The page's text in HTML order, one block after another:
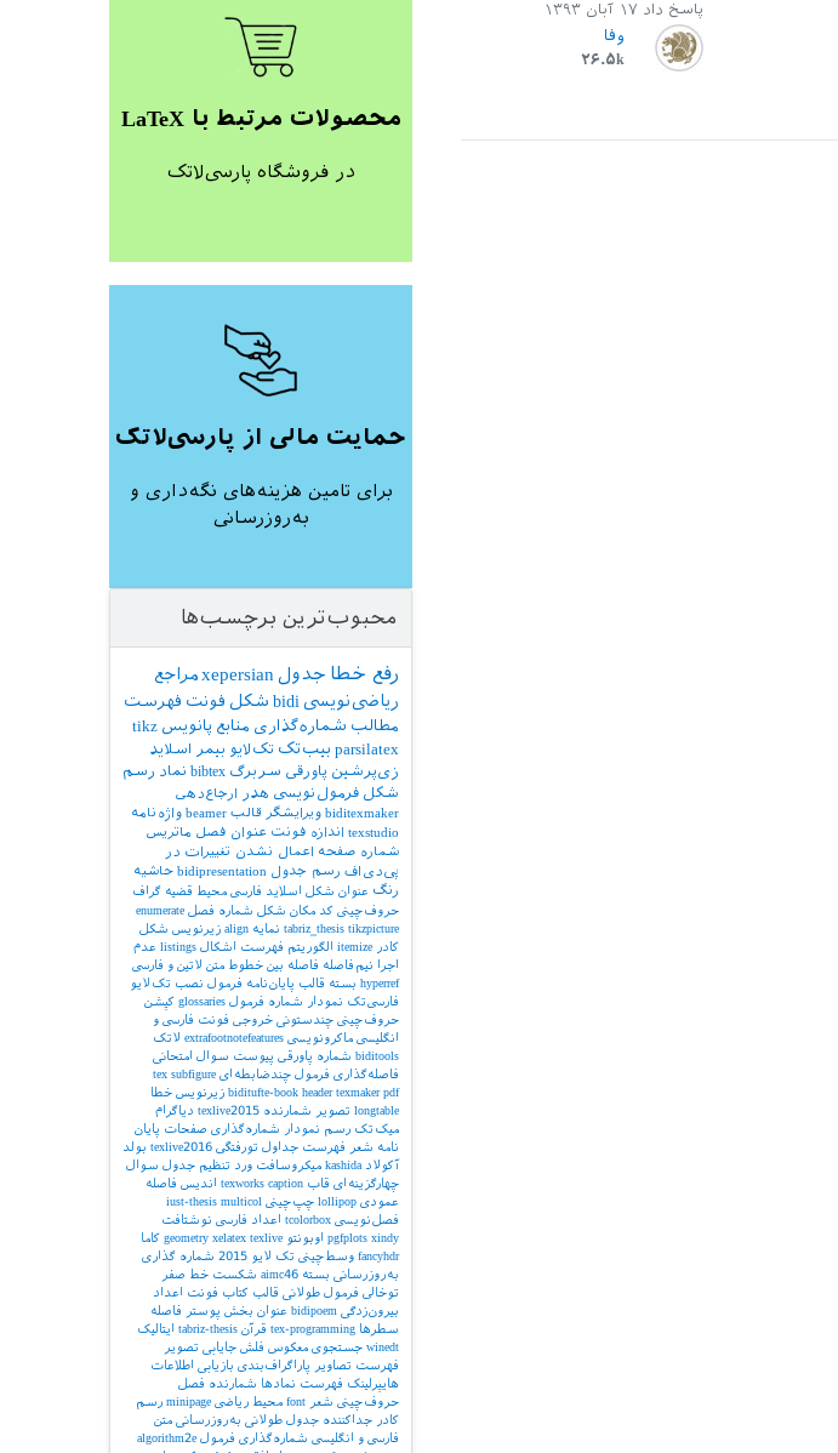
پاسخ داد ۱۷ آبان ۱۳۹۳
وفا
۲۶.۵k
محصولات مرتبط با LaTeX
در فروشگاه پارسی‌لاتک
حمایت مالی از پارسی‌لاتک
برای تامین هزینه‌های نگه‌داری و
به‌روزرسانی
محبوب‌ترین برچسب‌ها
رفع خطا جدول xepersianمراجع
ریاضی‌نویسی bidi شکل فونت فهرست
مطالب شماره‌گذاری منابع پانویس tikz
parsilatex بیب‌تک تک‌لایو بیمر اسلاید
زی‌پرشین پاورقی سربرگ bibtex نماد رسم
شکل فرمول‌نویسی هدر
ارجاع‌دهی
biditexmaker ویرایشگر قالب beamer واژه‌نامه
texstudio اندازه فونت عنوان فصل ماتریس
شماره صفحه اعمال نشدن تغییرات در
پی‌دی‌اف رسم جدول bidipresentation حاشیه
رنگ عنوان شکل اسلاید فارسی محیط قضیه گراف
حروف‌چینی کد مکان شکل شماره فصل enumerate
tabriz_thesis tikzpicture نمایه align زیرنویس شکل
کادر
itemize الگوریتم فهرست اشکال listings عدم
اجرا
نیم‌فاصله فاصله بین خطوط متن لاتین و فارسی
hyperref بسته قالب پایان‌نامه فرمول نصب تک‌لایو
فارسی‌تک نمودار شماره فرمول glossaries کپشن
حروف‌چینی چندستونی خروجی فونت فارسی و
انگلیسی ماکرونویسی extrafootnotefeatures لاتک
biditools شماره پاورقی پیوست‌ سوال امتحانی
فاصله‌گذاری فرمول چندضابطه‌ای tex subfigure
biditufte-book header texmaker pdf زیرنویس خطا
longtable تصویر شمارنده texlive2015 دیاگرام
میک‌تک رسم نمودار شماره‌گذاری صفحات پایان
نامه شعر فهرست جداول تورفتگی texlive2016 بولد
آکولاد kashida میکروسافت ورد تنظیم جدول سوال
چهارگزینه‌ای قاب texworks caption اندیس فاصله
عمودی lollipop چپ‌چینی iust-thesis multicol
فصل‌نویسی tcolorbox اعداد فارسی نوشتافت
pgfplots xindy اوبونتو geometry xelatex texlive
کاما
fancyhdr وسط‌چینی تک لایو 2015
شماره گذاری
به‌روزرسانی بسته aimc46 شکست خط صفر
توخالی فرمول طولانی قالب کتاب فونت اعداد
بیرون‌زدگی bidipoem عنوان بخش پوستر
فاصله
سطرها
tex-programming قرآن tabriz-thesis
ایتالیک
winedt جستجوی معکوس فلش جایابی تصویر
فهرست تصاویر
پاراگراف‌بندی بازیابی اطلاعات
هایپرلینک فهرست نمادها
شمارنده فصل
حروف‌چینی شعر font محیط ریاضی minipage رسم
کادر
جداکننده جدول طولانی به‌روزرسانی متن
فارسی و انگلیسی شماره‌گذاری فرمول algorithm2e